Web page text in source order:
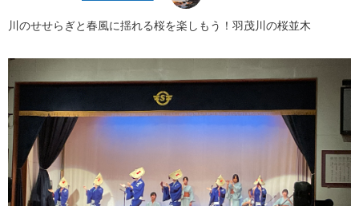
川のせせらぎと春風に揺れる桜を楽しもう！羽茂川の桜並木